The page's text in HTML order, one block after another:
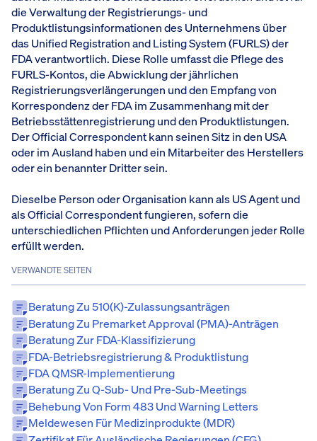
die Verwaltung der Registrierungs- und
Produktlistungsinformationen des Unternehmens über
das Unified Registration and Listing System (FURLS) der
FDA verantwortlich. Diese Rolle umfasst die Pflege des
FURLS-Kontos, die Abwicklung der jährlichen
Registrierungsverlängerungen und den Empfang von
Korrespondenz der FDA im Zusammenhang mit der
Betriebsstättenregistrierung und den Produktlistungen.
Der Official Correspondent kann seinen Sitz in den USA
oder im Ausland haben und ein Mitarbeiter des Herstellers
oder ein benannter Dritter sein.
Dieselbe Person oder Organisation kann als US Agent und
als Official Correspondent fungieren, sofern die
unterschiedlichen Pflichten und Anforderungen jeder Rolle
erfüllt werden.
VERWANDTE SEITEN
Beratung Zu 510(k)-Zulassungsanträgen
Beratung Zu Premarket Approval (PMA)-Anträgen
Beratung Zur FDA-Klassifizierung
FDA-Betriebsregistrierung & Produktlistung
FDA QMSR-Implementierung
Beratung Zu Q-Sub- Und Pre-Sub-Meetings
Behebung Von Form 483 Und Warning Letters
Meldewesen Für Medizinprodukte (MDR)